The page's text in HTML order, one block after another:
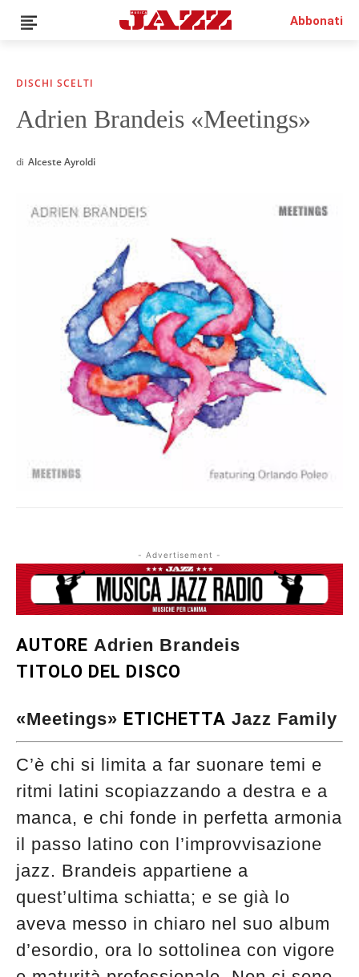
News
Recensioni
Top Jazz
Area riservata
Italiano
€0.00
Abbonati
DISCHI SCELTI
Adrien Brandeis «Meetings»
di Alceste Ayroldi
- Advertisement -
AUTORE Adrien Brandeis
TITOLO DEL DISCO
«Meetings» ETICHETTA Jazz Family
C’è chi si limita a far suonare temi e
ritmi latini scopiazzando a destra e a
manca, e chi fonde in perfetta armonia
il passo latino con l’improvvisazione
jazz. Brandeis appartiene a
quest’ultima schiatta; e se già lo
aveva messo in chiaro nel suo album
d’esordio, ora lo sottolinea con vigore